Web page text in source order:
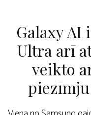
Galaxy AI
Ultra arī
veikto